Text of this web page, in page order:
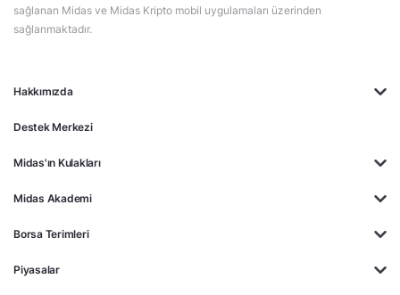
Hakkımızda
Destek Merkezi
Midas'ın Kulakları
Midas Akademi
Borsa Terimleri
Piyasalar
sağlanan Midas ve Midas Kripto mobil uygulamaları üzerinden
sağlanmaktadır.